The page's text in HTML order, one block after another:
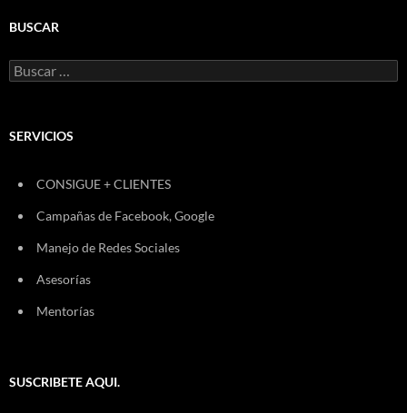
BUSCAR
Buscar:
SERVICIOS
CONSIGUE + CLIENTES
Campañas de Facebook, Google
Manejo de Redes Sociales
Asesorías
Mentorías
SUSCRIBETE AQUI.